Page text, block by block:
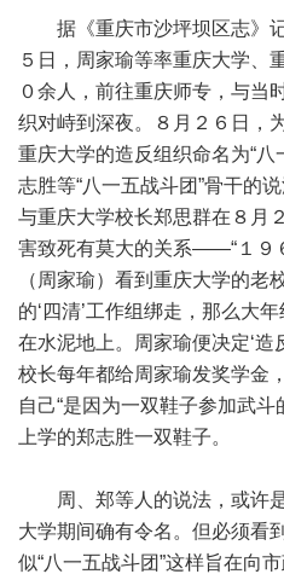
据《重庆市沙坪坝区志》记
５日，周家瑜等率重庆大学、
０余人，前往重庆师专，与当
织对峙到深夜。８月２６日，
重庆大学的造反组织命名为“八
志胜等“八一五战斗团”骨干的
与重庆大学校长郑思群在８月
害致死有莫大的关系——“１９
（周家瑜）看到重庆大学的老
的‘四清’工作组绑走，那么大
在水泥地上。周家瑜便决定‘
校长每年都给周家瑜发奖学金
自己“是因为一双鞋子参加武
上学的郑志胜一双鞋子。
周、郑等人的说法，或许是
大学期间确有令名。但必须看
似“八一五战斗团”这样旨在向